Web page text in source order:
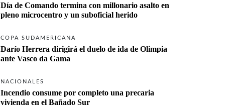
Día de Comando termina con millonario asalto en
pleno microcentro y un suboficial herido
COPA SUDAMERICANA
Darío Herrera dirigirá el duelo de ida de Olimpia
NACIONALES
Incendio consume por completo una precaria
vivienda en el Bañado Sur